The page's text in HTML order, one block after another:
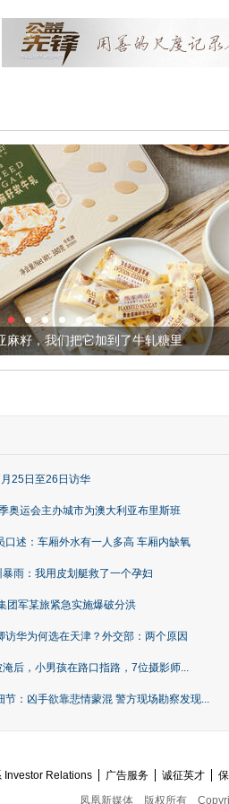
麻籽，我们把它加到了牛轧糖里
25日至26日访华
奥运会主办城市为澳大利亚布里斯班
口述：车厢外水有一人多高 车厢内缺氧
雨：我用皮划艇救了一个孕妇
团军某旅紧急实施爆破分洪
访华为何选在天津？外交部：两个原因
后，小男孩在路口指路，7位摄影师...
节：凶手欲靠悲情蒙混 警方现场勘察发现...
Investor Relations 广告服务 诚征英才
凤凰新媒体
版权所有